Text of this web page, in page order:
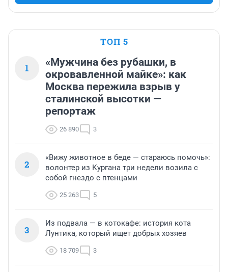
ТОП 5
1
«Мужчина без рубашки, в
окровавленной майке»: как
Москва пережила взрыв у
сталинской высотки —
репортаж
26 890 3
2
«Вижу животное в беде — стараюсь помочь»:
волонтер из Кургана три недели возила с
собой гнездо с птенцами
25 263 5
3
Из подвала — в котокафе: история кота
Лунтика, который ищет добрых хозяев
18 709 3